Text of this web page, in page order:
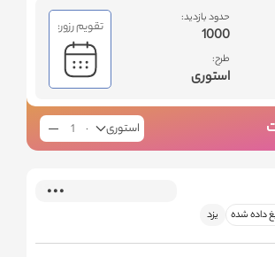
حدود بازدید:
1000
طرح:
استوری
تقویم رزور:
استوری
یزد